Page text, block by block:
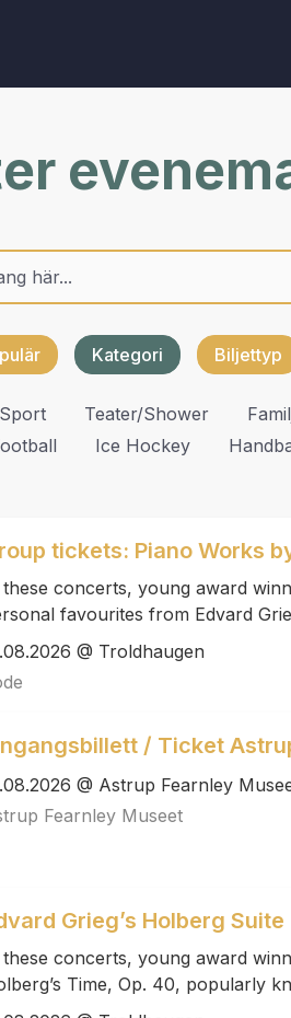
Kategori Biljettyp
Sport Teater/shower
Ice Hockey
tickets: Piano Works
concerts, young award
favourites from Edvard
@ Troldhaugen
/ Ticket
@ Astrup Fearnley
Fearnley Museet
Grieg’s Holberg Suite
concerts, young award
Time, Op. 40, popularly